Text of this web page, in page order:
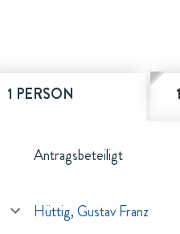
1 PERSON
Antragsbeteiligt
Hüttig, Gustav Franz